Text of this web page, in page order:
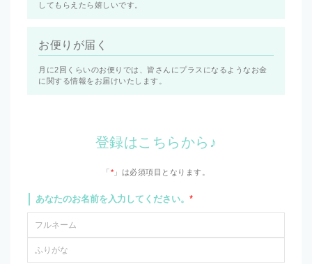
してもらえたら嬉しいです。
お便りが届く
月に2回くらいのお便りでは、皆さんにプラスになるようなお金
に関する情報をお届けいたします。
登録はこちらから♪
「* 」は必須項目となります。
あなたのお名前を入力してください。 *